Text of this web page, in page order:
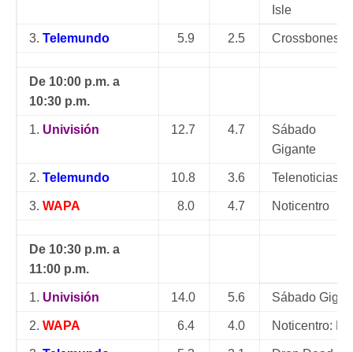
Isle
3. Telemundo 5.9 2.5 Crossbones:
De 10:00 p.m. a
10:30 p.m.
1. Univisión 12.7 4.7
Sábado
Gigante
2. Telemundo 10.8 3.6 Telenoticias
3. WAPA 8.0 4.7 Noticentro
De 10:30 p.m. a
11:00 p.m.
1. Univisión 14.0 5.6
2. WAPA 6.4 4.0 Noticentro: